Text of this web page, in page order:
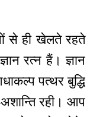
से ही खेलते रहते
रत्न हैं। ज्ञान
पत्थर बुद्धि
रही। आप